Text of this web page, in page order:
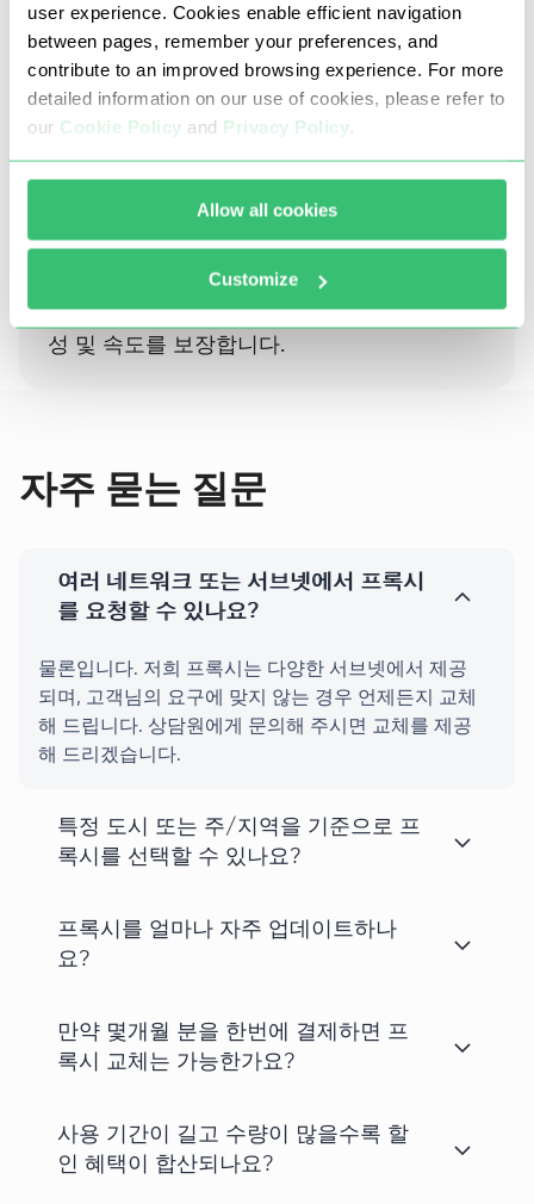
user experience. Cookies enable efficient navigation
between pages, remember your preferences, and
contribute to an improved browsing experience. For more
detailed information on our use of cookies, please refer to
our Cookie Policy and Privacy Policy.
Allow all cookies
Customize
당사의 캐나다 프록시는 DDoS, 무차별 대입, 카딩 또
는 기타 사기 또는 불법 활동을 사용할 가능성을 배제
이는 처리된 데이터의 순도, 높은 안정성, 명확
성 및 속도를 보장합니다.
자주 묻는 질문
여러 네트워크 또는 서브넷에서 프록시
를 요청할 수 있나요?
물론입니다. 저희 프록시는 다양한 서브넷에서 제공
되며, 고객님의 요구에 맞지 않는 경우 언제든지 교체
해 드립니다. 상담원에게 문의해 주시면 교체를 제공
해 드리겠습니다.
특정 도시 또는 주/지역을 기준으로 프
록시를 선택할 수 있나요?
프록시를 얼마나 자주 업데이트하나
요?
만약 몇개월 분을 한번에 결제하면 프
록시 교체는 가능한가요?
사용 기간이 길고 수량이 많을수록 할
인 혜택이 합산되나요?